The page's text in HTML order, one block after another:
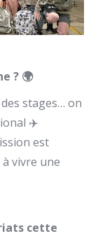
? 🌍
stages… on
✈️
est
vivre une
cette